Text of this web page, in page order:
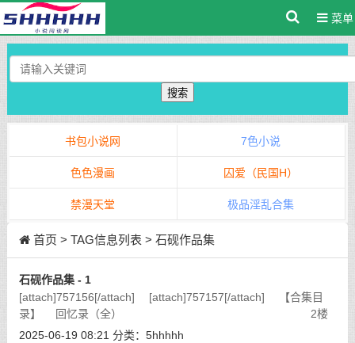
菜单
搜索
书包小说网 7色小说
色色漫画 囚爱（民国H）
禁漫天堂 极品淫乱合集
首页 > TAG信息列表 > 石砚作品集
石砚作品集 - 1
[attach]757156[/attach] [attach]757157[/attach] 【合集目
录】 回忆录（全） 2楼
还乡团系列——说在前面的话（全） 3楼还乡团系
2025-06-19 08:21 分类： 5hhhhh